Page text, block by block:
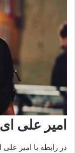
امیر علی
در رابطه با امیر